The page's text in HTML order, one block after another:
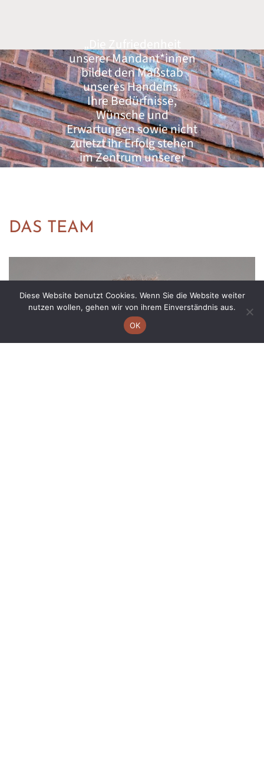
unserer Mandant*innen
bildet den Maßstab
unseres Handelns.
Ihre Bedürfnisse,
Wünsche und
Erwartungen sowie nicht
zuletzt ihr Erfolg stehen
im Zentrum unserer
Arbeit - jeden Tag.“
DAS TEAM
Diese Website benutzt Cookies. Wenn Sie die Website weiter
nutzen wollen, gehen wir von ihrem Einverständnis aus.
OK